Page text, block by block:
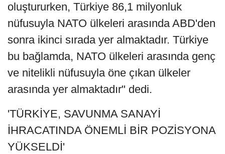
oluştururken, Türkiye 86,1 milyonluk
nüfusuyla NATO ülkeleri arasında ABD'den
sonra ikinci sırada yer almaktadır. Türkiye
bu bağlamda, NATO ülkeleri arasında genç
ve nitelikli nüfusuyla öne çıkan ülkeler
arasında yer almaktadır" dedi.
'TÜRKİYE, SAVUNMA SANAYİ
İHRACATINDA ÖNEMLİ BİR POZİSYONA
YÜKSELDİ'